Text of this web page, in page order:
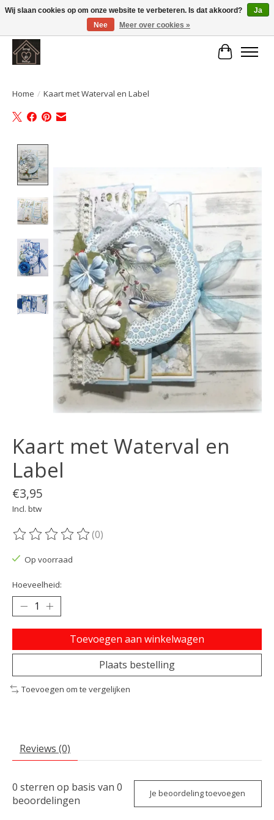
Large selection of products and fast shipping!
Home / Kaart met Waterval en Label
Kaart met Waterval en
Label
€3,95
Incl. btw
De beoordeling van dit product is
(0)
Op voorraad
Hoeveelheid:
Toevoegen aan winkelwagen
Plaats bestelling
Toevoegen om te vergelijken
Reviews (0)
0 sterren op basis van 0
beoordelingen
Je beoordeling toevoegen
Wij slaan cookies op om onze website te verbeteren. Is dat akkoord?
Ja
Nee
Meer over cookies »